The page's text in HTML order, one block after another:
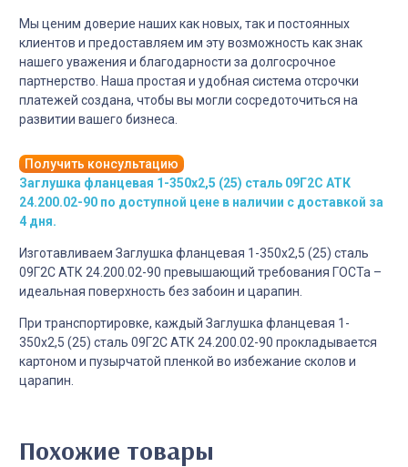
Мы ценим доверие наших как новых, так и постоянных
клиентов и предоставляем им эту возможность как знак
нашего уважения и благодарности за долгосрочное
партнерство. Наша простая и удобная система отсрочки
платежей создана, чтобы вы могли сосредоточиться на
развитии вашего бизнеса.
Получить консультацию
Заглушка фланцевая 1-350х2,5 (25) сталь 09Г2С АТК
24.200.02-90 по доступной цене в наличии с доставкой за
4 дня.
Изготавливаем Заглушка фланцевая 1-350х2,5 (25) сталь
09Г2С АТК 24.200.02-90 превышающий требования ГОСТа –
идеальная поверхность без забоин и царапин.
При транспортировке, каждый Заглушка фланцевая 1-
350х2,5 (25) сталь 09Г2С АТК 24.200.02-90 прокладывается
картоном и пузырчатой пленкой во избежание сколов и
царапин.
Похожие товары